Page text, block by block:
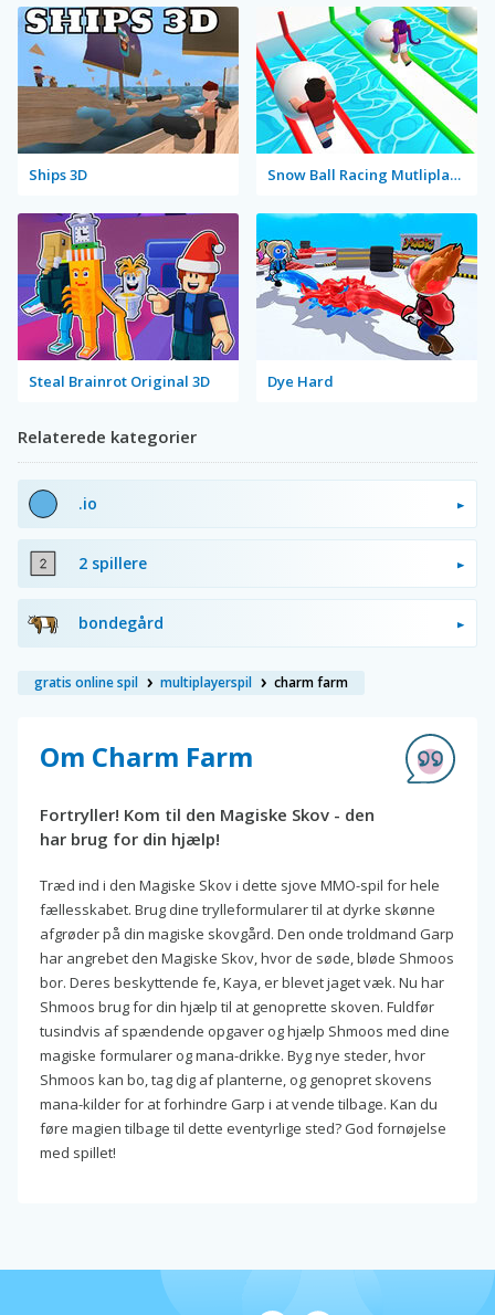
Ships 3D Snow Ball Racing Mutliplayer
Steal Brainrot Original 3D Dye Hard
Relaterede kategorier
.io
2 spillere
bondegård
gratis online spil multiplayerspil charm farm
Om Charm Farm
Fortryller! Kom til den Magiske Skov - den
har brug for din hjælp!
Træd ind i den Magiske Skov i dette sjove MMO-spil for hele
fællesskabet. Brug dine trylleformularer til at dyrke skønne
afgrøder på din magiske skovgård. Den onde troldmand Garp
har angrebet den Magiske Skov, hvor de søde, bløde Shmoos
bor. Deres beskyttende fe, Kaya, er blevet jaget væk. Nu har
Shmoos brug for din hjælp til at genoprette skoven. Fuldfør
tusindvis af spændende opgaver og hjælp Shmoos med dine
magiske formularer og mana-drikke. Byg nye steder, hvor
Shmoos kan bo, tag dig af planterne, og genopret skovens
mana-kilder for at forhindre Garp i at vende tilbage. Kan du
føre magien tilbage til dette eventyrlige sted? God fornøjelse
med spillet!